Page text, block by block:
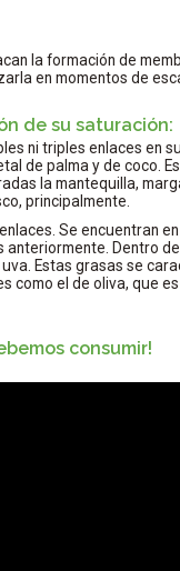
la formación de
en momentos de
de su saturación:
ni triples enlaces en
de palma y de coco.
la mantequilla,
principalmente.
Se encuentran
Dentro
Estas grasas se
como el de oliva, que
consumir!